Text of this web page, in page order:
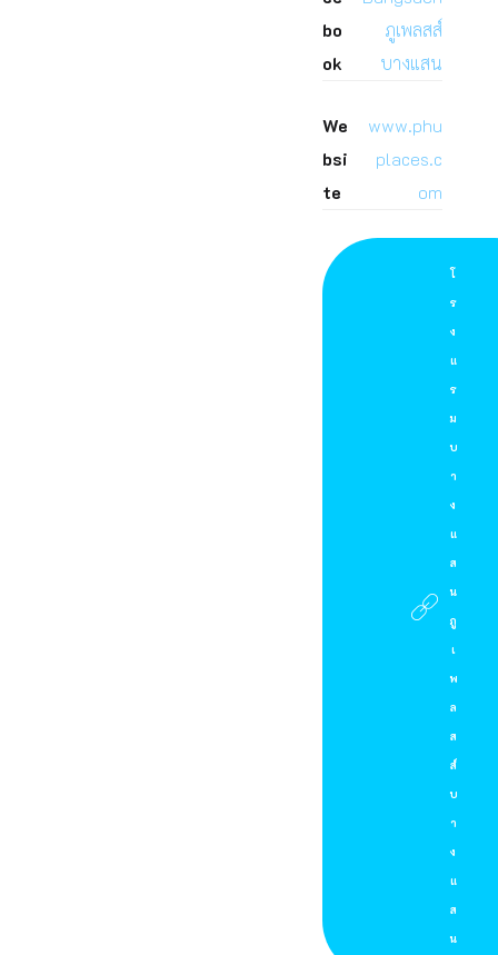
bo
ok
ภูเพลสส์
บางแสน
We
bsi
te
www.phu
places.c
om
โ
ร
ง
แ
ร
ม
บ
า
ง
แ
ส
น
ภู
เ
พ
ล
ส
ส์
บ
า
ง
แ
ส
น